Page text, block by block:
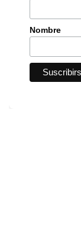
Nombre